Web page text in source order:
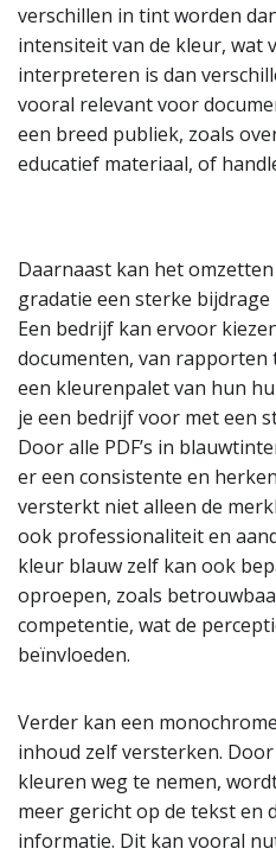
verschillen in tint worden
intensiteit van de kleur, wat
interpreteren is dan
vooral relevant voor
een breed publiek, zoals
educatief materiaal, of
Daarnaast kan het
gradatie een sterke
Een bedrijf kan ervoor
documenten, van
een kleurenpalet van hun
je een bedrijf voor met een
Door alle PDF’s in
er een consistente en
versterkt niet alleen de
ook professionaliteit en
kleur blauw zelf kan ook
oproepen, zoals
competentie, wat de
beïnvloeden.
Verder kan een
inhoud zelf versterken.
kleuren weg te nemen,
meer gericht op de tekst en
informatie. Dit kan vooral